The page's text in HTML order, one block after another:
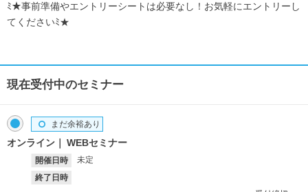
ﾐ★事前準備やエントリーシートは必要なし！お気軽にエントリーし
てくださいﾐ★
現在受付中のセミナー
オンライン WEBセミナー
開催日時
未定
終了日時
まだ余裕あり